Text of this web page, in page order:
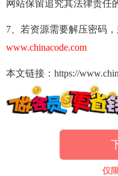
网站保留追究其法律责任
7、若资源需要解压密码，
www.chinacode.com
本文链接：https://
仅